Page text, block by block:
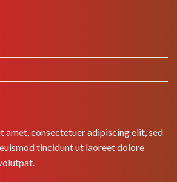
amet, consectetuer adipiscing elit, sed
tincidunt ut laoreet dolore